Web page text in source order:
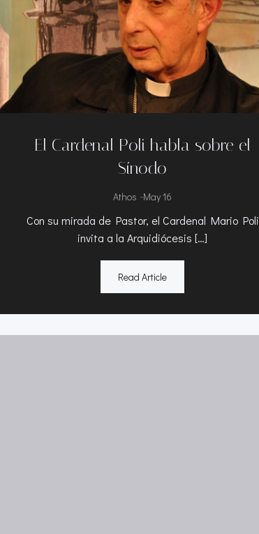
El Cardenal Poli habla sobre el
Sínodo
Athos -May 16
Con su mirada de Pastor, el Cardenal Mario Poli
invita a la Arquidiócesis […]
Read Article